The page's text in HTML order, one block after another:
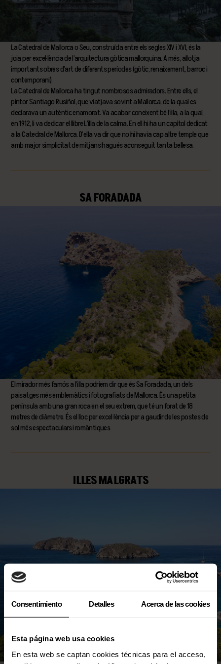
Consentimiento Detalles Acerca de las cookies
Esta página web usa cookies
En esta web se captan cookies técnicas para el acceso,
La Catedral de Mallorca o Seu, construïda entre els segles XIV i XVI, és la
joia per excel·lència de l’arquitectura gòtica mallorquina. A més, allotja
importants obres d’art de diferents períodes (gòtic, renaixement, barroc i
contemporani).
La Catedral de Mallorca ha tingut nombrosos admiradors. Entre ells, el
pintor Santiago Rusiñol, que viatjava sovint a Mallorca, de la qual es
declarava un autèntic enamorat. Va acabar coneixent bé l’illa, a la qual,
en 1912, li va dedicar el llibre L’illa de la calma. En ell hi ha un capítol dedicat
a la Catedral de Mallorca. D’ella va dir que no hi havia cap altre temple que
amb major simplicitat de mitjans hagués aconseguit tanta bellesa.
SA FORADADA
El mirador més famós a l’illa podríem dir que és Sa Foradada, un dels
paisatges més emblemàtics i fotografiats de Mallorca. És una petita
península amb una gran roca en el seu extrem, que té un forat de 18
metres de diàmetre. És el lloc per excel·lència per a gaudir de les postes de
sol més espectaculars i romàntiques
ILLES MALGRATS